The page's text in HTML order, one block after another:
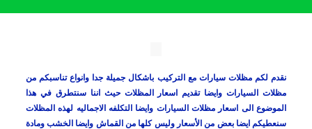
نقدم لكم مظلات سيارات مع التركيب باشكال جميلة جدا وانواع تناسبكم من
مظلات السيارات وايضا تقديم اسعار المظلات حيث اننا سنتطرق في هذا
الموضوع الى اسعار مظلات السيارات وايضا التكلفه الاجماليه لهذه المظلات
سنعطيكم ايضا بعض من الأسعار وليس كلها من القماش وايضا الخشب ومادة